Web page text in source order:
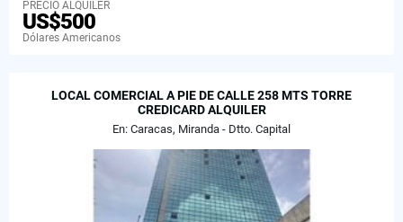
PRECIO ALQUILER
US$500
Dólares Americanos
LOCAL COMERCIAL A PIE DE CALLE 258 MTS TORRE
CREDICARD ALQUILER
En: Caracas, Miranda - Dtto. Capital